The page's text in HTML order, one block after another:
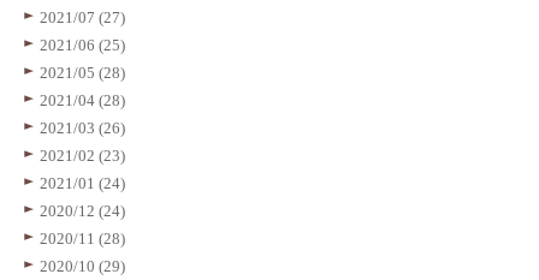
2021/07 (27)
2021/06 (25)
2021/05 (28)
2021/04 (28)
2021/03 (26)
2021/02 (23)
2021/01 (24)
2020/12 (24)
2020/11 (28)
2020/10 (29)